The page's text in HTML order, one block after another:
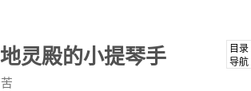
灵殿的小提琴手
目录
导航